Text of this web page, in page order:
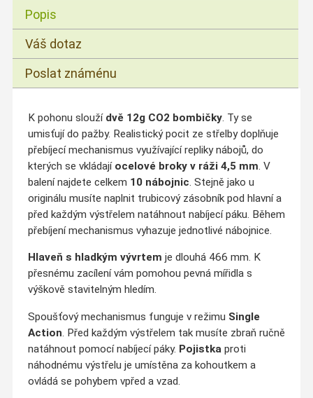
Popis
Váš dotaz
Poslat známénu
K pohonu slouží dvě 12g CO2 bombičky. Ty se
umisťují do pažby. Realistický pocit ze střelby doplňuje
přebíjecí mechanismus využívající repliky nábojů, do
kterých se vkládají ocelové broky v ráži 4,5 mm. V
balení najdete celkem 10 nábojnic. Stejně jako u
originálu musíte naplnit trubicový zásobník pod hlavní a
před každým výstřelem natáhnout nabíjecí páku. Během
přebíjení mechanismus vyhazuje jednotlivé nábojnice.
Hlaveň s hladkým vývrtem je dlouhá 466 mm. K
přesnému zacílení vám pomohou pevná mířidla s
výškově stavitelným hledím.
Spoušťový mechanismus funguje v režimu Single
Action. Před každým výstřelem tak musíte zbraň ručně
natáhnout pomocí nabíjecí páky. Pojistkaproti
náhodnému výstřelu je umístěna za kohoutkem a
ovládá se pohybem vpřed a vzad.